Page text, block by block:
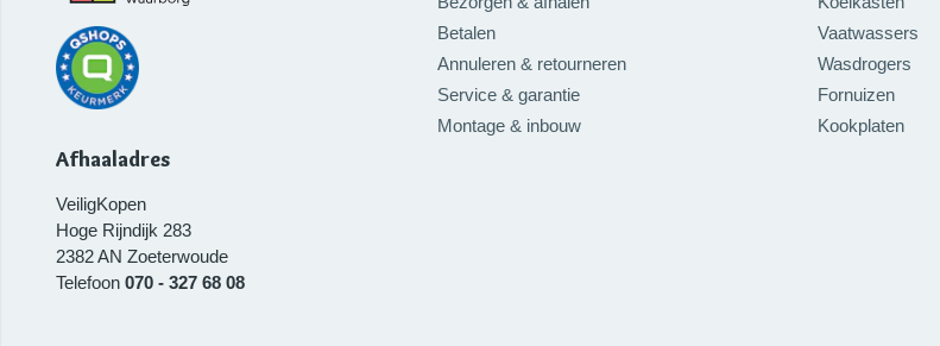
Afhaaladres
VeiligKopen
Hoge Rijndijk 283
2382 AN Zoeterwoude
Telefoon 070 - 327 68 08
Betalen
Annuleren & retourneren
Service & garantie
Montage & inbouw
Vaatwassers
Wasdrogers
Fornuizen
Kookplaten